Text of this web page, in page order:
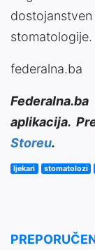
stomatologije.
federalna.ba
aplikacija.
Storeu.
ljekari stomatolozi